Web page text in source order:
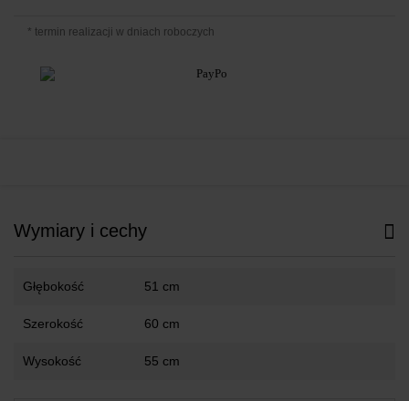
* termin realizacji w dniach roboczych
Wymiary i cechy
Głębokość 51 cm
Szerokość 60 cm
Wysokość 55 cm